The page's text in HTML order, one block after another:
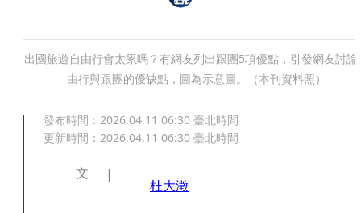
出國旅遊自由行會太累嗎？有網友列出跟團5項優點，引發網友討論
由行與跟團的優缺點，圖為示意圖。（本刊資料照）
發布時間： 2026.04.11 06:30 臺北時間
更新時間： 2026.04.11 06:30 臺北時間
文
杜大澂